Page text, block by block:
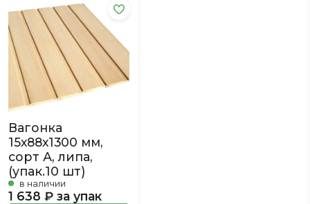
Вагонка
15х88х1300 мм,
сорт А, липа,
(упак.10 шт)
в наличии
1 638 ₽ за упак